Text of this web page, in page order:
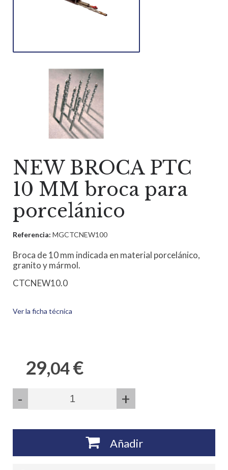
NEW BROCA PTC
10 MM broca para
porcelánico
Referencia: MGCTCNEW100
Broca de 10 mm indicada en material porcelánico,
granito y mármol.
CTCNEW10.0
Ver la ficha técnica
29,04€
- +
Añadir